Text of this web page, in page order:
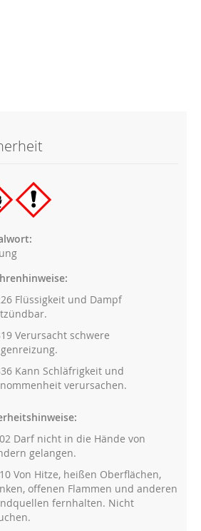
Flüssigkeit und Dampf
Verursacht schwere
Kann Schläfrigkeit und
verursachen.
Darf nicht in die Hände von
gelangen.
Von Hitze, heißen Oberflächen,
offenen Flammen und anderen
fernhalten. Nicht